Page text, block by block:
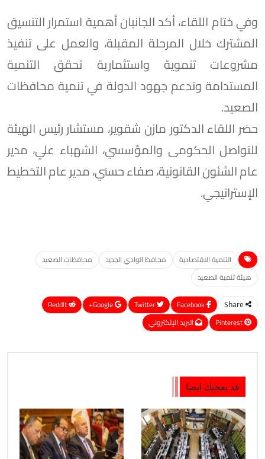
وفي ختام اللقاء، أكد الجانبان أهمية استمرار التنسيق
المشترك خلال المرحلة المقبلة، والعمل على تنفيذ
مشروعات تنموية واستثمارية تحقق التنمية
المستدامة وتدعم جهود الدولة في تنمية محافظات
الصعيد.
حضر اللقاء الدكتور مازن شقوير، مستشار رئيس الهيئة
للتواصل الحكومى والمؤسسي، الشهباء علي، مدير
عام الشئون القانونية، صفاء حسني، مدير عام التخطيط
الإستراتيجي.
التنمية الاقتصادية محافظ الوادي الجديد
محافظات الصعيد
هيئة تنمية الصعيد
Share
Google+
ReddIt
Pinterest
البريد الإلكتروني
قد يعجبك ايضا